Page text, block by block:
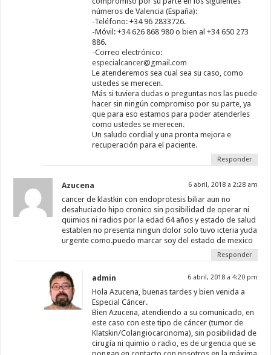
números de Valencia (España):
-Teléfono: +34 96 2833726.
-Móvil: +34 626 868 980 o bien al +34 650 273
886.
-Correo electrónico:
especialcancer@gmail.com
Le atenderemos sea cual sea su caso, como
ustedes se merecen.
Más si tuviera dudas o preguntas nos las puede
hacer sin ningún compromiso por su parte, ya
que para eso estamos para poder atenderles
como ustedes se merecen.
Un saludo cordial y una pronta mejora e
recuperación para el paciente.
Responder
Azucena 6 abril, 2018 a 2:28 am
cancer de klastkin con endoprotesis biliar aun no
desahuciado hipo cronico sin posibilidad de operar ni
quimios ni radios por la edad 64 años y estado de salud
establen no presenta ningun dolor solo tuvo icteria yuda
urgente como.puedo marcar soy del estado de mexico
Responder
admin 6 abril, 2018 a 4:20 pm
Hola Azucena, buenas tardes y bien venida a
Especial Cáncer.
Bien Azucena, atendiendo a su comunicado, en
este caso con este tipo de cáncer (tumor de
Klatskin/Colangiocarcinoma), sin posibilidad de
cirugía ni quimio o radio, es de urgencia que se